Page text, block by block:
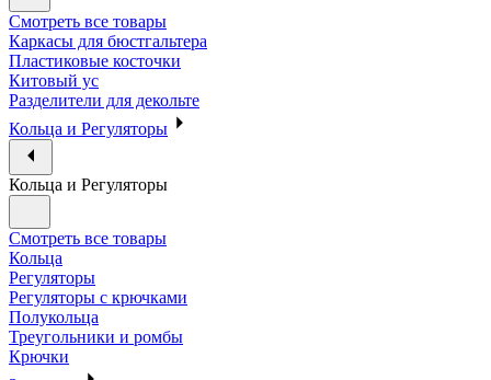
Смотреть все товары
Каркасы для бюстгальтера
Пластиковые косточки
Китовый ус
Разделители для декольте
Кольца и Регуляторы
Кольца и Регуляторы
Смотреть все товары
Кольца
Регуляторы
Регуляторы с крючками
Полукольца
Треугольники и ромбы
Крючки